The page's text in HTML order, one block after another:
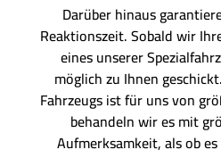
Darüber hinaus
Reaktionszeit. Sobald wir
eines unserer
möglich zu Ihnen
Fahrzeugs ist für uns von
behandeln wir es mit
Aufmerksamkeit, als ob